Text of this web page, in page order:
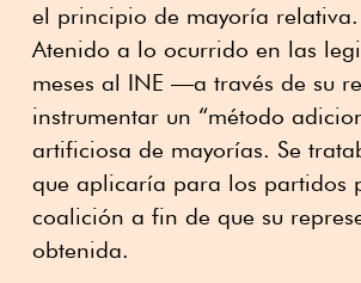
el principio de mayoría relativa.
Atenido a lo ocurrido en las
meses al INE —a través de su
instrumentar un “método
artificiosa de mayorías. Se
que aplicaría para los partidos
coalición a fin de que su
obtenida.